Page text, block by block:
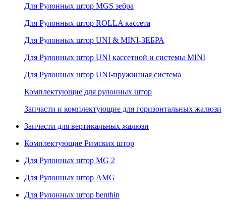
Для Рулонных штор MGS зебра
Для Рулонных штор ROLLA кассета
Для Рулонных штор UNI & MINI-ЗЕБРА
Для Рулонных штор UNI кассетной и системы MINI
Для Рулонных штор UNI-пружинная система
Комплектующие для рулонных штор
Запчасти и комплектующие для горизонтальных жалюзи
Запчасти для вертикальных жалюзи
Комплектующие Римских штор
Для Рулонных штор MG 2
Для Рулонных штор AMG
Для Рулонных штор benthin